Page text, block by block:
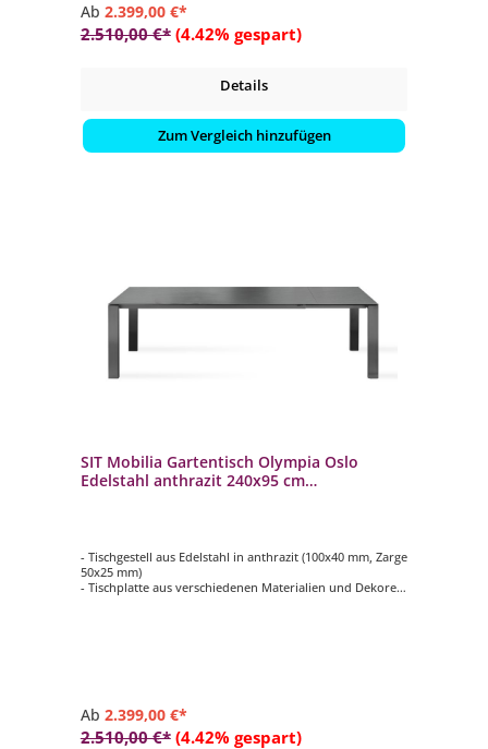
Ab 2.399,00 €*
2.510,00 €* (4.42% gespart)
Details
Zum Vergleich hinzufügen
SIT Mobilia Gartentisch Olympia Oslo
Edelstahl anthrazit 240x95 cm
- Tischgestell aus Edelstahl in anthrazit (100x40 mm, Zarge
50x25 mm)
- Tischplatte aus verschiedenen Materialien und Dekoren
Ab 2.399,00 €*
2.510,00 €* (4.42% gespart)